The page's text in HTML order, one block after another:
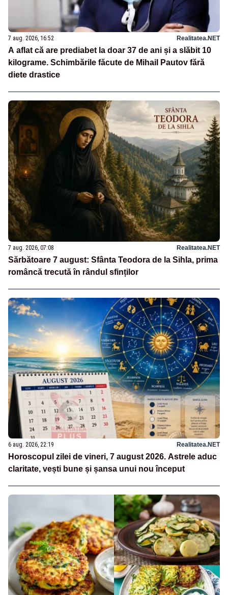
7 aug. 2026, 16:52 Realitatea.NET
A aflat că are prediabet la doar 37 de ani și a slăbit 10
kilograme. Schimbările făcute de Mihail Pautov fără
diete drastice
7 aug. 2026, 07:08 Realitatea.NET
Sărbătoare 7 august: Sfânta Teodora de la Sihla, prima
româncă trecută în rândul sfinților
6 aug. 2026, 22:19 Realitatea.NET
Horoscopul zilei de vineri, 7 august 2026. Astrele aduc
claritate, vești bune și șansa unui nou început